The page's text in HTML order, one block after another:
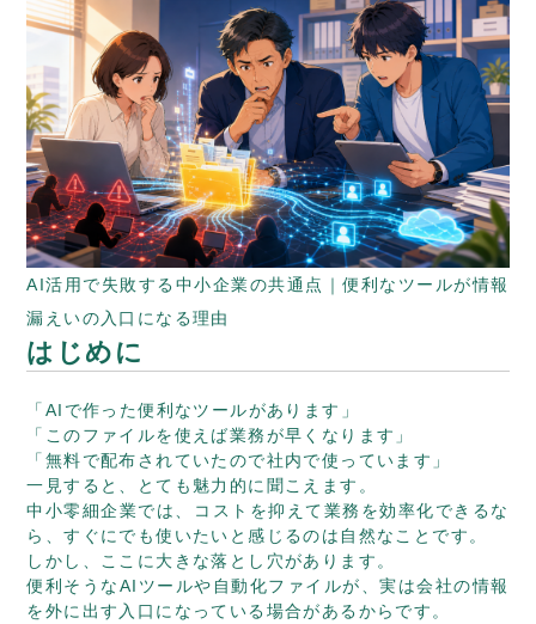
AI活用で失敗する中小企業の共通点｜便利なツールが情報
漏えいの入口になる理由
はじめに
「AIで作った便利なツールがあります」
「このファイルを使えば業務が早くなります」
「無料で配布されていたので社内で使っています」
一見すると、とても魅力的に聞こえます。
中小零細企業では、コストを抑えて業務を効率化できるな
ら、すぐにでも使いたいと感じるのは自然なことです。
しかし、ここに大きな落とし穴があります。
便利そうなAIツールや自動化ファイルが、実は会社の情報
を外に出す入口になっている場合があるからです。